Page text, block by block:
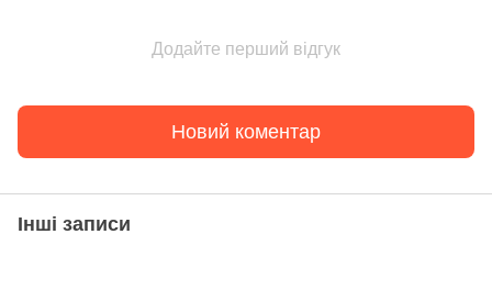
Додайте перший відгук
Новий коментар
Інші записи